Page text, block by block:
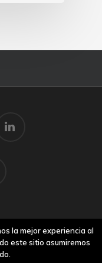
la mejor experiencia al
este sitio asumiremos